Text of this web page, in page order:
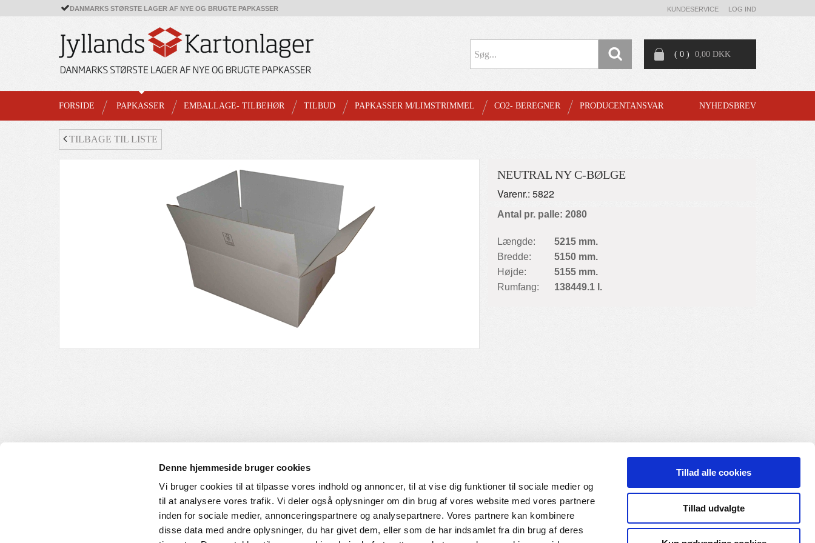
Denne hjemmeside bruger cookies
Vi bruger cookies til at tilpasse vores indhold og annoncer, til at vise dig funktioner til sociale medier og
til at analysere vores trafik. Vi deler også oplysninger om din brug af vores website med vores partnere
inden for sociale medier, annonceringspartnere og analysepartnere. Vores partnere kan kombinere
disse data med andre oplysninger, du har givet dem, eller som de har indsamlet fra din brug af deres
Tillad alle cookies
Tillad udvalgte
DANMARKS STØRSTE LAGER AF NYE OG BRUGTE PAPKASSER KUNDESERVICE LOG IND
( 0 ) 0,00 DKK
FORSIDE PAPKASSER EMBALLAGE- TILBEHØR TILBUD PAPKASSER M/LIMSTRIMMEL CO2- BEREGNER PRODUCENTANSVAR NYHEDSBREV
TILBAGE TIL LISTE
NEUTRAL NY C-BØLGE
Varenr.: 5822
Antal pr. palle: 2080
Længde:
5215 mm.
Bredde:
5150 mm.
Højde:
5155 mm.
Rumfang:
138449.1 l.
KUNDESERVICE
Handelsbetingelser
HVORDAN HANDLER DU
Login til web-shop